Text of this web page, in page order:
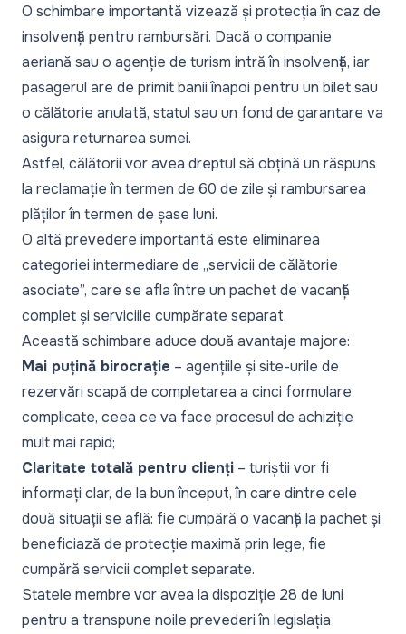
O schimbare importantă vizează și protecția în caz de
insolvență pentru rambursări. Dacă o companie
aeriană sau o agenție de turism intră în insolvență, iar
pasagerul are de primit banii înapoi pentru un bilet sau
o călătorie anulată, statul sau un fond de garantare va
asigura returnarea sumei.
Astfel, călătorii vor avea dreptul să obțină un răspuns
la reclamație în termen de 60 de zile și rambursarea
plăților în termen de șase luni.
O altă prevedere importantă este eliminarea
categoriei intermediare de „servicii de călătorie
asociate”, care se afla între un pachet de vacanță
complet și serviciile cumpărate separat.
Această schimbare aduce două avantaje majore:
Mai puțină birocrație – agențiile și site-urile de
rezervări scapă de completarea a cinci formulare
complicate, ceea ce va face procesul de achiziție
mult mai rapid;
Claritate totală pentru clienți – turiștii vor fi
informați clar, de la bun început, în care dintre cele
două situații se află: fie cumpără o vacanță la pachet și
beneficiază de protecție maximă prin lege, fie
cumpără servicii complet separate.
Statele membre vor avea la dispoziție 28 de luni
pentru a transpune noile prevederi în legislația